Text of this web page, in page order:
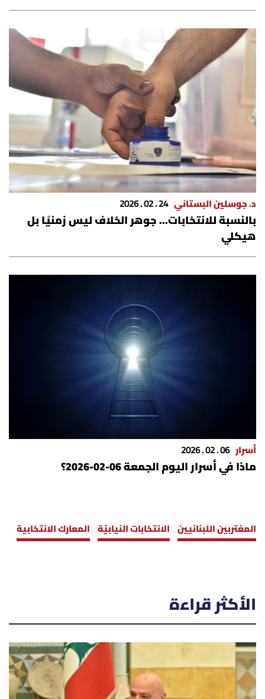
د. جوسلين البستاني 24 . 02 . 2026
بالنسبة للانتخابات... جوهر الخلاف ليس زمنيًا بل
هيكلي
أسرار 06 . 02 . 2026
ماذا في أسرار اليوم الجمعة 06-02-2026؟
المغتربين اللبنانيين الانتخابات النيابيّة المعارك الانتخابية
الأكثر قراءة